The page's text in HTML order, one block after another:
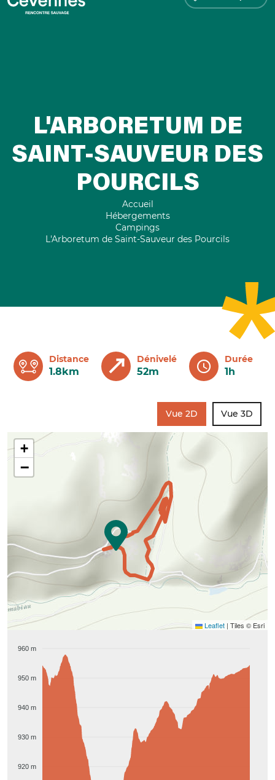
L'ARBORETUM DE
SAINT-SAUVEUR DES
POURCILS
Accueil
Hébergements
Campings
L'Arboretum de Saint-Sauveur des Pourcils
Distance
1.8km
Dénivelé
52m
Durée
1h
Vue 2D Vue 3D
+
−
Leaflet | Tiles © Esri
960 m
950 m
940 m
930 m
920 m